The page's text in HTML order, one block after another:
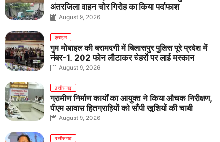
अंतरजिला वाहन चोर गिरोह का किया पर्दाफाश
August 9, 2026
क्राइम
गुम मोबाइल की बरामदगी में बिलासपुर पुलिस पूरे प्रदेश में
नंबर-1, 202 फोन लौटाकर चेहरों पर लाई मुस्कान
August 9, 2026
छत्तीसगढ़
ग्रामीण निर्माण कार्यों का आयुक्त ने किया औचक निरीक्षण,
पीएम आवास हितग्राहियों को सौंपी खुशियों की चाबी
August 9, 2026
छत्तीसगढ़